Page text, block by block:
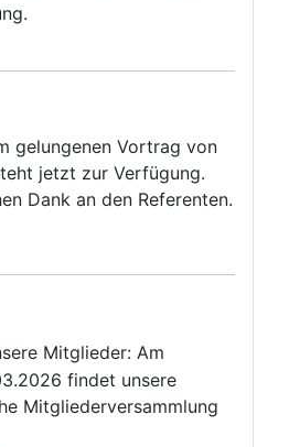
gelungenen Vortrag von
jetzt zur Verfügung.
Dank an den Referenten.
Mitglieder: Am
findet unsere
Mitgliederversammlung